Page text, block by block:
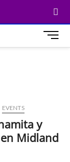
M
e
n
EVENTS
y
Midland